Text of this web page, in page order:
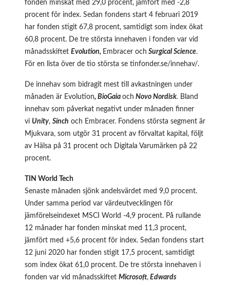
fonden minskat med 29,0 procent, jämfört med -2,8
procent för index. Sedan fondens start 4 februari 2019
har fonden stigit 67,8 procent, samtidigt som index ökat
60,8 procent. De tre största innehaven i fonden var vid
månadsskiftet Evolution, Embracer och Surgical Science.
För en lista över de tio största se tinfonder.se/innehav/.
De innehav som bidragit mest till avkastningen under
månaden är Evolution, BioGaia och Novo Nordisk. Bland
innehav som påverkat negativt under månaden finner
vi Unity, Sinch och Embracer. Fondens största segment är
Mjukvara, som utgör 31 procent av förvaltat kapital, följt
av Hälsa på 31 procent och Digitala Varumärken på 22
procent.
TIN World Tech
Senaste månaden sjönk andelsvärdet med 9,0 procent.
Under samma period var värdeutvecklingen för
jämförelseindexet MSCI World -4,9 procent. På rullande
12 månader har fonden minskat med 11,3 procent,
jämfört med +5,6 procent för index. Sedan fondens start
12 juni 2020 har fonden stigit 17,5 procent, samtidigt
som index ökat 61,0 procent. De tre största innehaven i
fonden var vid månadsskiftet Microsoft, Edwards